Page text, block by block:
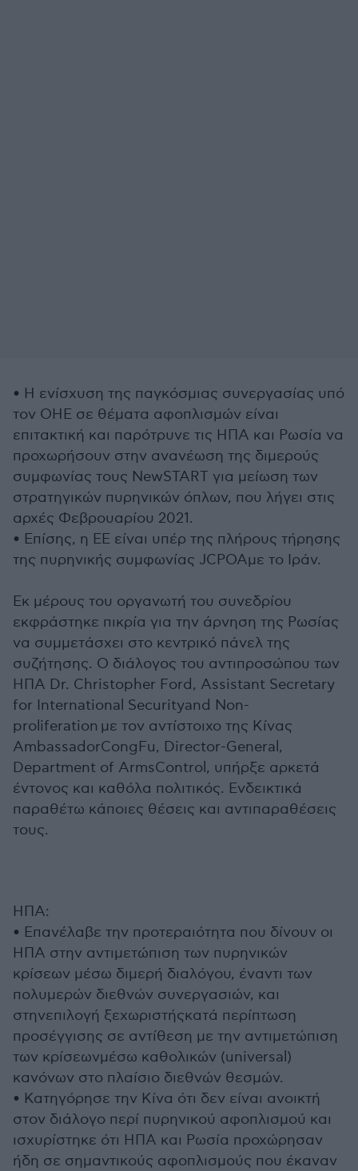
• Η ενίσχυση της παγκόσμιας συνεργασίας υπό
τον ΟΗΕ σε θέματα αφοπλισμών είναι
επιτακτική και παρότρυνε τις ΗΠΑ και Ρωσία να
προχωρήσουν στην ανανέωση της διμερούς
συμφωνίας τους NewSTART για μείωση των
στρατηγικών πυρηνικών όπλων, που λήγει στις
αρχές Φεβρουαρίου 2021.
• Επίσης, η ΕΕ είναι υπέρ της πλήρους τήρησης
της πυρηνικής συμφωνίας JCPOAμε το Ιράν.
Εκ μέρους του οργανωτή του συνεδρίου
εκφράστηκε πικρία για την άρνηση της Ρωσίας
να συμμετάσχει στο κεντρικό πάνελ της
συζήτησης. Ο διάλογος του αντιπροσώπου των
ΗΠΑ Dr. Christopher Ford, Assistant Secretary
for International Securityand Non-
proliferation με τον αντίστοιχο της Κίνας
AmbassadorCongFu, Director-General,
Department of ArmsControl, υπήρξε αρκετά
έντονος και καθόλα πολιτικός. Ενδεικτικά
παραθέτω κάποιες θέσεις και αντιπαραθέσεις
τους.
ΗΠΑ:
• Επανέλαβε την προτεραιότητα που δίνουν οι
ΗΠΑ στην αντιμετώπιση των πυρηνικών
κρίσεων μέσω διμερή διαλόγου, έναντι των
πολυμερών διεθνών συνεργασιών, και
στηνεπιλογή ξεχωριστήςκατά περίπτωση
προσέγγισης σε αντίθεση με την αντιμετώπιση
των κρίσεωνμέσω καθολικών (universal)
κανόνων στο πλαίσιο διεθνών θεσμών.
• Κατηγόρησε την Κίνα ότι δεν είναι ανοικτή
στον διάλογο περί πυρηνικού αφοπλισμού και
ισχυρίστηκε ότι ΗΠΑ και Ρωσία προχώρησαν
ήδη σε σημαντικούς αφοπλισμούς που έκαναν